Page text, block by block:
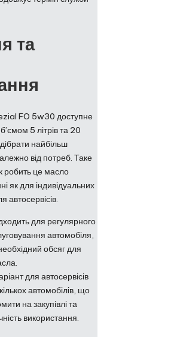
та
FO 5w30 доступне
5 літрів та 20
найбільш
від потреб. Таке
робить це масло
як для індивідуальних
автосервісів.
для регулярного
автомобіля,
обсяг для
для автосервісів
автомобілів, що
на закупівлі та
використання.